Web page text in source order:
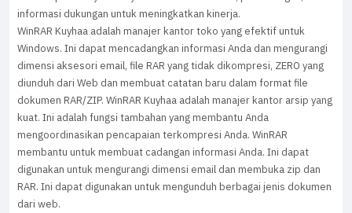
informasi dukungan untuk meningkatkan kinerja.
WinRAR Kuyhaa adalah manajer kantor toko yang efektif untuk
Windows. Ini dapat mencadangkan informasi Anda dan mengurangi
dimensi aksesori email, file RAR yang tidak dikompresi, ZERO yang
diunduh dari Web dan membuat catatan baru dalam format file
dokumen RAR/ZIP. WinRAR Kuyhaa adalah manajer kantor arsip yang
kuat. Ini adalah fungsi tambahan yang membantu Anda
mengoordinasikan pencapaian terkompresi Anda. WinRAR
membantu untuk membuat cadangan informasi Anda. Ini dapat
digunakan untuk mengurangi dimensi email dan membuka zip dan
RAR. Ini dapat digunakan untuk mengunduh berbagai jenis dokumen
dari web.